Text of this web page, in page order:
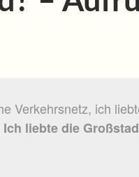
Verkehrsnetz, ich
Ich liebte die